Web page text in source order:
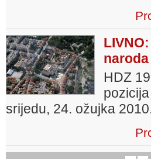
HDZ
srijedu, 24. ožujka